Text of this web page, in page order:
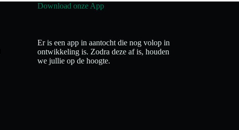
Download onze App
Er is een app in aantocht die nog volop in
ontwikkeling is. Zodra deze af is, houden
we jullie op de hoogte.